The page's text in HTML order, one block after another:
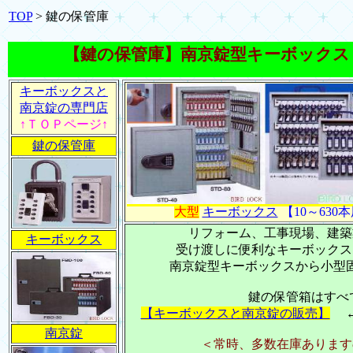
TOP> 鍵の保管庫
【鍵の保管庫】南京錠型キーボック
キーボックスと
南京錠の専門店
↑ＴＯＰページ↑
鍵の保管庫
キーボックス
南京錠
大型 キーボックス
【10～630
リフォーム、工事現場、建
受け渡しに便利なキーボック
南京錠型キーボックスから小型
鍵の保管箱はすべ
【キーボックスと南京錠の販売】
＜常時、多数在庫ありま